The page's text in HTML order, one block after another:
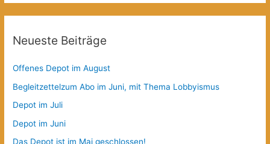
Neueste Beiträge
Offenes Depot im August
Begleitzettelzum Abo im Juni, mit Thema Lobbyismus
Depot im Juli
Depot im Juni
Das Depot ist im Mai geschlossen!